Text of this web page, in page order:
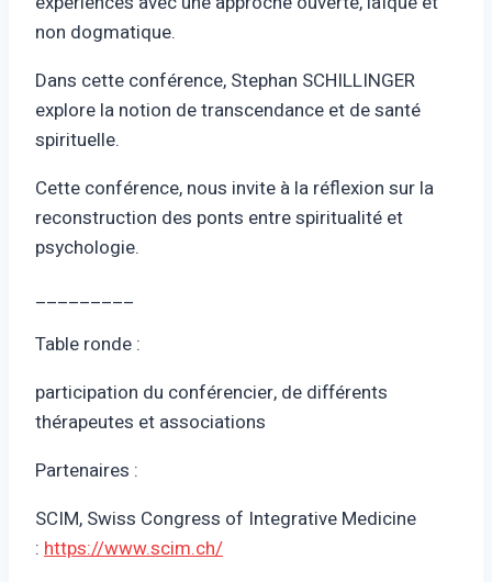
non dogmatique.
Dans cette conférence, Stephan SCHILLINGER
explore la notion de transcendance et de santé
spirituelle.
Cette conférence, nous invite à la réflexion sur la
reconstruction des ponts entre spiritualité et
psychologie.
_________
Table ronde :
participation du conférencier, de différents
thérapeutes et associations
Partenaires :
SCIM, Swiss Congress of Integrative Medicine
: https://www.scim.ch/